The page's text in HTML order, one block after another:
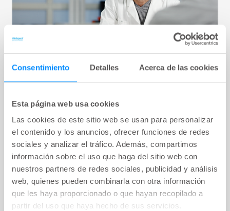
Consentimiento Detalles Acerca de las cookies
Esta página web usa cookies
Las cookies de este sitio web se usan para personalizar
el contenido y los anuncios, ofrecer funciones de redes
sociales y analizar el tráfico. Además, compartimos
información sobre el uso que haga del sitio web con
nuestros partners de redes sociales, publicidad y análisis
web, quienes pueden combinarla con otra información
que les haya proporcionado o que hayan recopilado a
partir del uso que haya hecho de sus servicios.
Cateterismo intermitente (CI)
key:global.content-type:
Este seminario web sobre el CI se divide en 3
partes diferentes: la parte 1 trata los fundamentos
de la terapia, la parte 2 profundiza el tema de las
sondas y el sondaje intermitente limpio; la parte 3
trata los casos de pacientes.